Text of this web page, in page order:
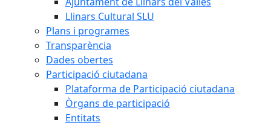
Llinars Cultural SLU
Plans i programes
Transparència
Dades obertes
Participació ciutadana
Plataforma de Participació ciutadana
Òrgans de participació
Entitats